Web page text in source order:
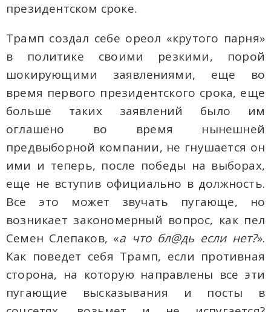
президентском сроке.
Трамп создал себе ореол «крутого парня»
в политике своими резкими, порой
шокирующими заявлениями, еще во
время первого президентского срока, еще
больше таких заявлений было им
оглашено во время нынешней
предвыборной компании, не гнушается он
ими и теперь, после победы на выборах,
еще не вступив официально в должность.
Все это может звучать пугающе, но
возникает закономерный вопрос, как пел
Семен Слепаков, «а что бл@дь если нет?».
Как поведет себя Трамп, если противная
сторона, на которую направлены все эти
пугающие высказывания и посты в